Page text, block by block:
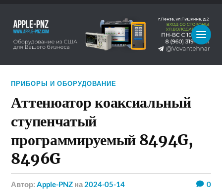
ПРИБОРЫ И ОБОРУДОВАНИЕ
Аттенюатор коаксиальный
ступенчатый
программируемый 8494G,
8496G
Автор:Apple-PNZ на 2024-05-14 0